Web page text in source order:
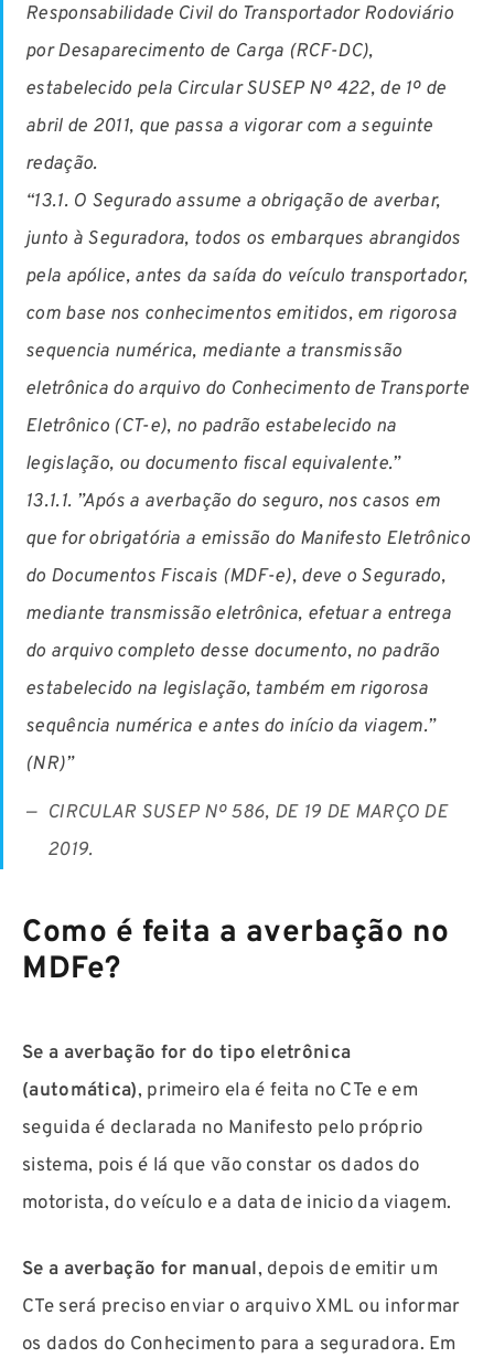
Responsabilidade Civil do Transportador Rodoviário
por Desaparecimento de Carga (RCF-DC),
estabelecido pela Circular SUSEP Nº 422, de 1º de
abril de 2011, que passa a vigorar com a seguinte
redação.
“13.1. O Segurado assume a obrigação de averbar,
junto à Seguradora, todos os embarques abrangidos
pela apólice, antes da saída do veículo transportador,
com base nos conhecimentos emitidos, em rigorosa
sequencia numérica, mediante a transmissão
eletrônica do arquivo do Conhecimento de Transporte
Eletrônico (CT-e), no padrão estabelecido na
legislação, ou documento fiscal equivalente.”
13.1.1. ”Após a averbação do seguro, nos casos em
que for obrigatória a emissão do Manifesto Eletrônico
do Documentos Fiscais (MDF-e), deve o Segurado,
mediante transmissão eletrônica, efetuar a entrega
do arquivo completo desse documento, no padrão
estabelecido na legislação, também em rigorosa
sequência numérica e antes do início da viagem.”
(NR)”
CIRCULAR SUSEP Nº 586, DE 19 DE MARÇO DE
2019.
Como é feita a averbação no
MDFe?
Se a averbação for do tipo eletrônica
(automática), primeiro ela é feita no CTe e em
seguida é declarada no Manifesto pelo próprio
sistema, pois é lá que vão constar os dados do
motorista, do veículo e a data de inicio da viagem.
Se a averbação for manual, depois de emitir um
CTe será preciso enviar o arquivo XML ou informar
os dados do Conhecimento para a seguradora. Em